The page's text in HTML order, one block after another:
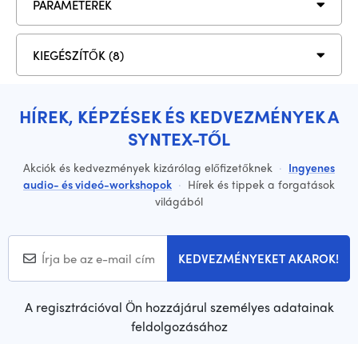
PARAMÉTEREK
KIEGÉSZÍTŐK (8)
HÍREK, KÉPZÉSEK ÉS KEDVEZMÉNYEK A
SYNTEX-TŐL
Akciók és kedvezmények kizárólag előfizetőknek · Ingyenes
audio- és videó-workshopok · Hírek és tippek a forgatások
világából
KEDVEZMÉNYEKET AKAROK!
A regisztrációval Ön hozzájárul személyes adatainak
feldolgozásához